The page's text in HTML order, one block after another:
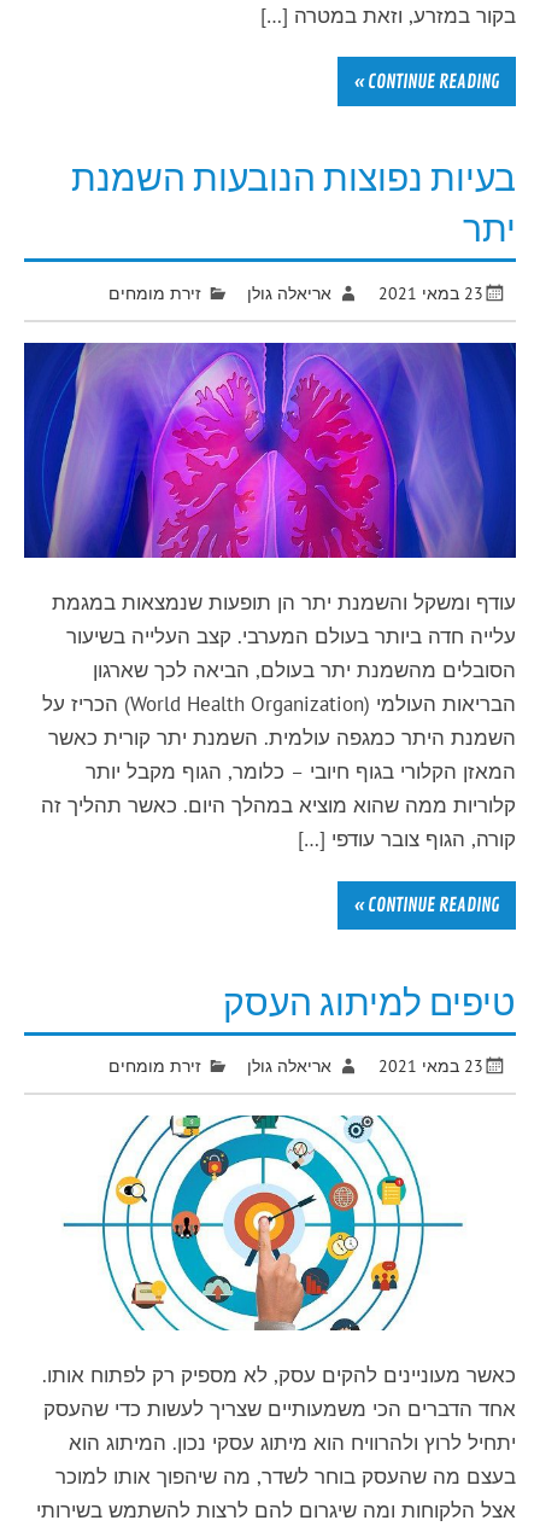
בקור במזרע, וזאת במטרה […]
CONTINUE READING »
בעיות נפוצות הנובעות השמנת
יתר
23 במאי 2021 אריאלה גולן זירת מומחים
עודף ומשקל והשמנת יתר הן תופעות שנמצאות במגמת
עלייה חדה ביותר בעולם המערבי. קצב העלייה בשיעור
הסובלים מהשמנת יתר בעולם, הביאה לכך שארגון
הבריאות העולמי (World Health Organization) הכריז על
השמנת היתר כמגפה עולמית. השמנת יתר קורית כאשר
המאזן הקלורי בגוף חיובי – כלומר, הגוף מקבל יותר
קלוריות ממה שהוא מוציא במהלך היום. כאשר תהליך זה
קורה, הגוף צובר עודפי […]
CONTINUE READING »
טיפים למיתוג העסק
23 במאי 2021 אריאלה גולן זירת מומחים
כאשר מעוניינים להקים עסק, לא מספיק רק לפתוח אותו.
אחד הדברים הכי משמעותיים שצריך לעשות כדי שהעסק
יתחיל לרוץ ולהרוויח הוא מיתוג עסקי נכון. המיתוג הוא
בעצם מה שהעסק בוחר לשדר, מה שיהפוך אותו למוכר
אצל הלקוחות ומה שיגרום להם לרצות להשתמש בשירותי